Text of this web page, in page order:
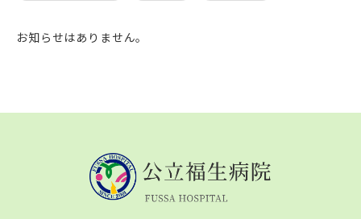
お知らせはありません。